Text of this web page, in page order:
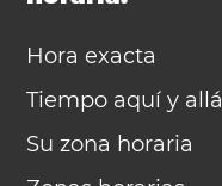
Hora exacta
Tiempo aquí y allá
Su zona horaria